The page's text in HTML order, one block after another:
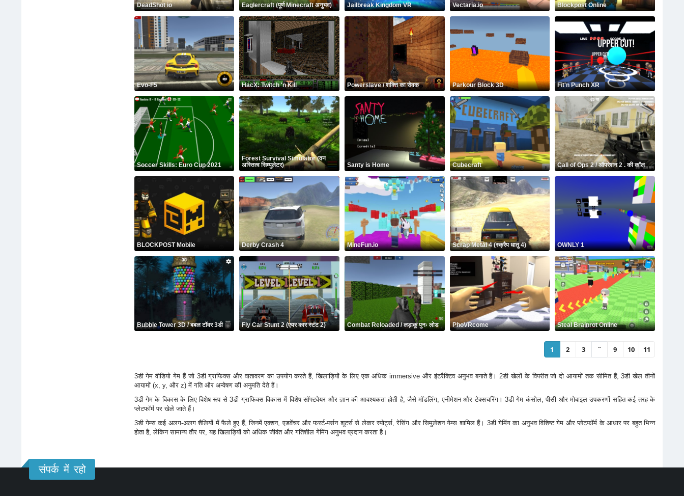
DeadShot io Eaglercraft (पूर्ण Minecraft अनुभव) Jailbreak Kingdom VR Vectaria.io Blockpost Online
Evo-F5 HacX: Twitch 'n Kill Powerslave / शक्ति का सेवक Parkour Block 3D Fit'n Punch XR
Soccer Skills: Euro Cup 2021
Forest Survival Simulator (वन
अस्तित्व सिम्युलेटर)
Santy is Home Cubecraft Call of Ops 2 / ऑपरेशन 2 . की कॉल
BLOCKPOST Mobile Derby Crash 4 MineFun.io Scrap Metal 4 (स्क्रैप धातु 4) OWNLY 1
Bubble Tower 3D / बबल टॉवर 3डी Fly Car Stunt 2 (एयर कार स्टंट 2) Combat Reloaded / लड़ाकू पुनः लोड PhoVRcome Steal Brainrot Online
1 2 3 ¨ 9 10 11
3डी गेम वीडियो गेम हैं जो 3डी ग्राफिक्स और वातावरण का उपयोग करते हैं, खिलाड़ियों के लिए एक अधिक immersive और इंटरैक्टिव अनुभव बनाते हैं। 2डी खेलों के विपरीत जो दो आयामों तक सीमित हैं, 3डी खेल तीनों
आयामों (x, y, और z) में गति और अन्वेषण की अनुमति देते हैं।
3डी गेम के विकास के लिए विशेष रूप से 3डी ग्राफिक्स विकास में विशेष सॉफ्टवेयर और ज्ञान की आवश्यकता होती है, जैसे मॉडलिंग, एनीमेशन और टेक्सचरिंग। 3डी गेम कंसोल, पीसी और मोबाइल उपकरणों सहित कई तरह के
प्लेटफॉर्म पर खेले जाते हैं।
3डी गेम्स कई अलग-अलग शैलियों में फैले हुए हैं, जिनमें एक्शन, एडवेंचर और फर्स्ट-पर्सन शूटर्स से लेकर स्पोर्ट्स, रेसिंग और सिमुलेशन गेम्स शामिल हैं। 3डी गेमिंग का अनुभव विशिष्ट गेम और प्लेटफॉर्म के आधार पर बहुत भिन्न
होता है, लेकिन सामान्य तौर पर, यह खिलाड़ियों को अधिक जीवंत और गतिशील गेमिंग अनुभव प्रदान करता है।
संपर्क में रहो